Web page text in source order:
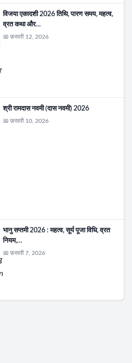
विजया एकादशी 2026 तिथि, पारण समय, महत्व,
व्रत कथा और…
📅 फ़रवरी 12, 2026
श्री रामदास नवमी (दास नवमी) 2026
📅 फ़रवरी 10, 2026
भानु सप्तमी 2026 : महत्व, सूर्य पूजा विधि, व्रत
नियम,…
📅 फ़रवरी 7, 2026